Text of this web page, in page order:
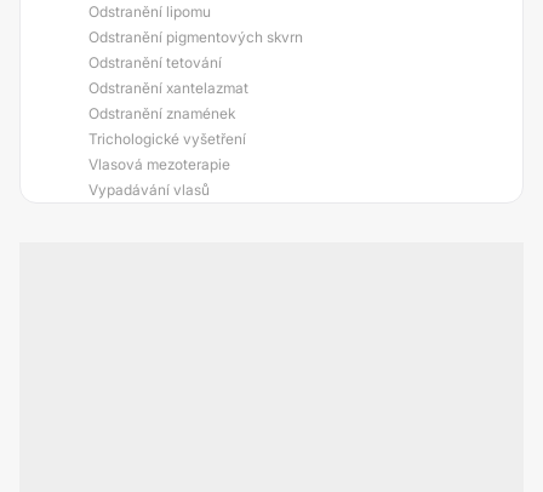
Odstranění lipomu
Odstranění pigmentových skvrn
Odstranění tetování
Odstranění xantelazmat
Odstranění znamének
Trichologické vyšetření
Vlasová mezoterapie
Vypadávání vlasů